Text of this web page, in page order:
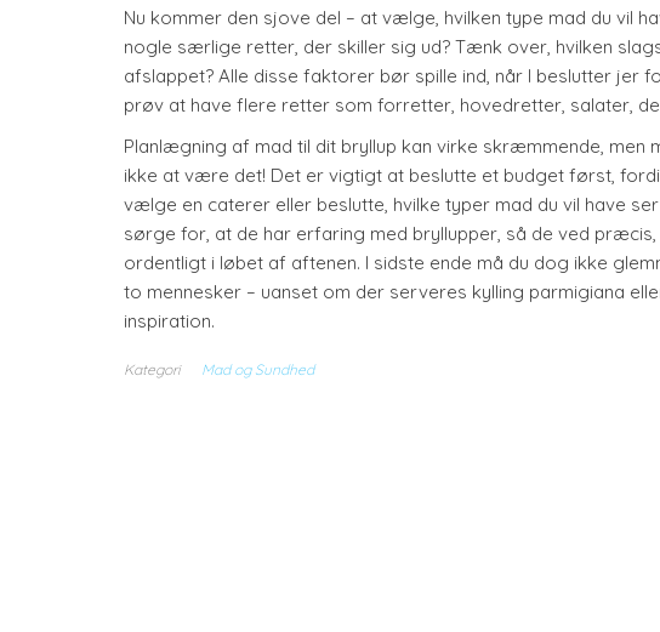
Nu kommer den sjove del – at vælge, hvilken type mad du vil
nogle særlige retter, der skiller sig ud? Tænk over, hvilken
afslappet? Alle disse faktorer bør spille ind, når I beslutter jer
prøv at have flere retter som forretter, hovedretter, salater,
Planlægning af mad til dit bryllup kan virke skræmmende,
ikke at være det! Det er vigtigt at beslutte et budget først,
vælge en caterer eller beslutte, hvilke typer mad du vil have
sørge for, at de har erfaring med bryllupper, så de ved
ordentligt i løbet af aftenen. I sidste ende må du dog ikke
to mennesker – uanset om der serveres kylling parmigiana
inspiration.
Kategori Mad og Sundhed